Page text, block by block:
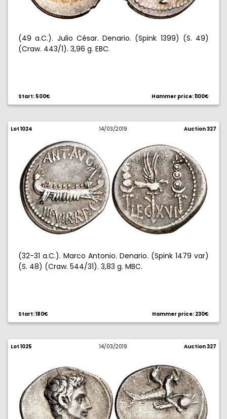
(49 a.C.). Julio César. Denario. (Spink 1399) (S. 49)
(Craw. 443/1). 3,96 g. EBC.
Start: 500€ Hammer price: 1100€
Lot 1024 14/03/2019 Auction 327
(32-31 a.C.). Marco Antonio. Denario. (Spink 1479 var)
(S. 48) (Craw. 544/31). 3,83 g. MBC.
Start: 180€ Hammer price: 230€
Lot 1025 14/03/2019 Auction 327